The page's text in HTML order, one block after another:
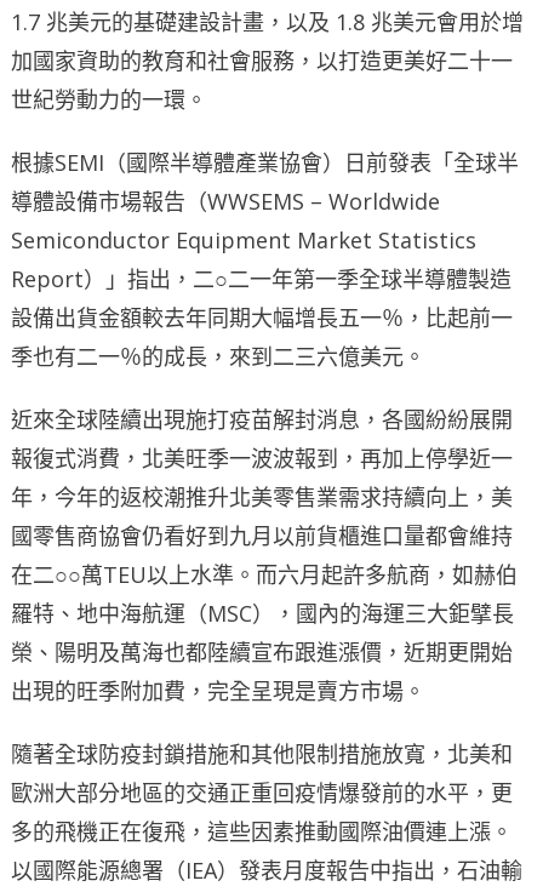
1.7 兆美元的基礎建設計畫，以及 1.8 兆美元會用於增
加國家資助的教育和社會服務，以打造更美好二十一
世紀勞動力的一環。
根據SEMI（國際半導體產業協會）日前發表「全球半
導體設備市場報告（WWSEMS – Worldwide
Semiconductor Equipment Market Statistics
Report）」指出，二○二一年第一季全球半導體製造
設備出貨金額較去年同期大幅增長五一％，比起前一
季也有二一％的成長，來到二三六億美元。
近來全球陸續出現施打疫苗解封消息，各國紛紛展開
報復式消費，北美旺季一波波報到，再加上停學近一
年，今年的返校潮推升北美零售業需求持續向上，美
國零售商協會仍看好到九月以前貨櫃進口量都會維持
在二○○萬TEU以上水準。而六月起許多航商，如赫伯
羅特、地中海航運（MSC），國內的海運三大鉅擘長
榮、陽明及萬海也都陸續宣布跟進漲價，近期更開始
出現的旺季附加費，完全呈現是賣方市場。
隨著全球防疫封鎖措施和其他限制措施放寬，北美和
歐洲大部分地區的交通正重回疫情爆發前的水平，更
多的飛機正在復飛，這些因素推動國際油價連上漲。
以國際能源總署（IEA）發表月度報告中指出，石油輸